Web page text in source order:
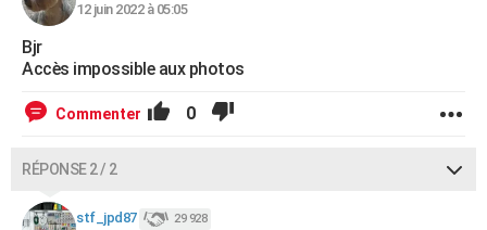
12 juin 2022 à 05:05
Bjr
Accès impossible aux photos
Commenter 0
RÉPONSE 2 / 2
stf_jpd87 29 928